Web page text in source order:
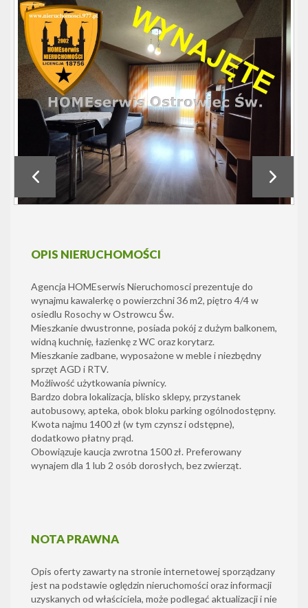
OPIS NIERUCHOMOŚCI
Agencja HOMEserwis Nieruchomosci prezentuje do
wynajmu kawalerkę o powierzchni 36 m2, piętro 4/4 w
osiedlu Rosochy w Ostrowcu Św.
Mieszkanie dwustronne, posiada pokój z dużym balkonem,
widną kuchnię, łazienkę z WC oraz korytarz.
Mieszkanie zadbane, wyposażone w meble i niezbędny
sprzęt AGD i RTV.
Możliwość użytkowania piwnicy.
Bardzo dobra lokalizacja, blisko sklepy, przystanek
autobusowy, apteka, obok bloku parking ogólnodostępny.
Kwota najmu 1400 zł (w tym czynsz i odstępne),
dodatkowo płatny prąd.
Obowiązuje kaucja zwrotna 1500 zł. Preferowany
wynajem dla 1 lub 2 osób dorosłych, bez zwierząt.
NOTA PRAWNA
Opis oferty zawarty na stronie internetowej sporządzany
jest na podstawie oględzin nieruchomości oraz informacji
uzyskanych od właściciela, może podlegać aktualizacji i nie